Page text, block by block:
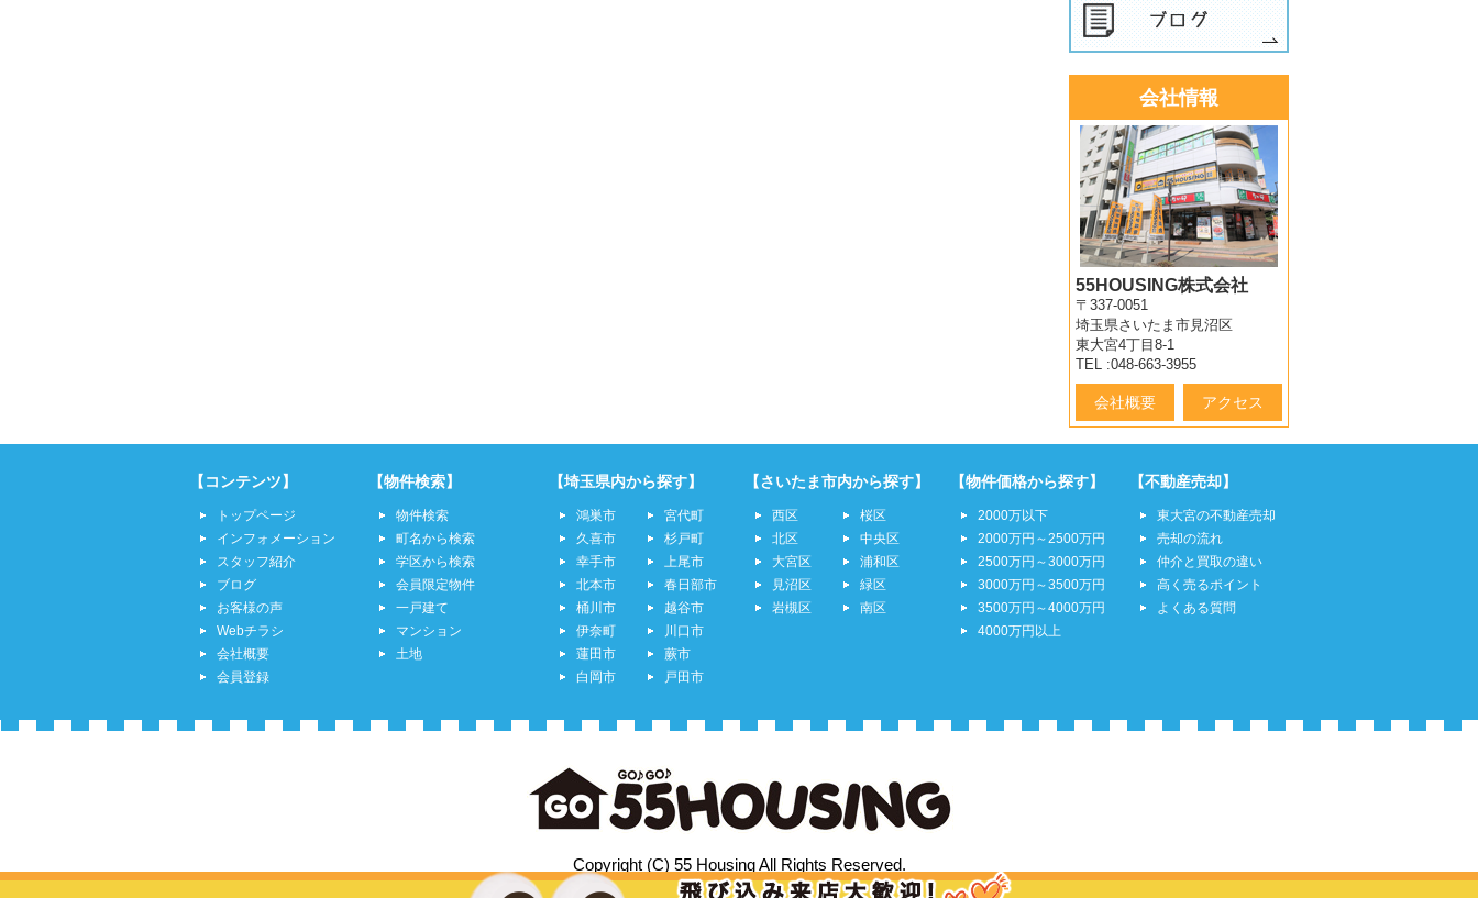
会社情報
55HOUSING株式会社
〒337-0051
埼玉県さいたま市見沼区
東大宮4丁目8-1
TEL :048-663-3955
会社概要 アクセス
【コンテンツ】
トップページ
インフォメーション
スタッフ紹介
ブログ
お客様の声
Webチラシ
会社概要
会員登録
【物件検索】
物件検索
町名から検索
学区から検索
会員限定物件
一戸建て
マンション
土地
【埼玉県内から探す】
鴻巣市
久喜市
幸手市
北本市
桶川市
伊奈町
蓮田市
白岡市
宮代町
杉戸町
上尾市
春日部市
越谷市
川口市
蕨市
戸田市
【さいたま市内から探す】
西区
北区
大宮区
見沼区
岩槻区
桜区
中央区
浦和区
緑区
南区
【物件価格から探す】
2000万以下
2000万円～2500万円
2500万円～3000万円
3000万円～3500万円
3500万円～4000万円
4000万円以上
【不動産売却】
東大宮の不動産売却
売却の流れ
仲介と買取の違い
高く売るポイント
よくある質問
Copyright (C) 55 Housing All Rights Reserved.